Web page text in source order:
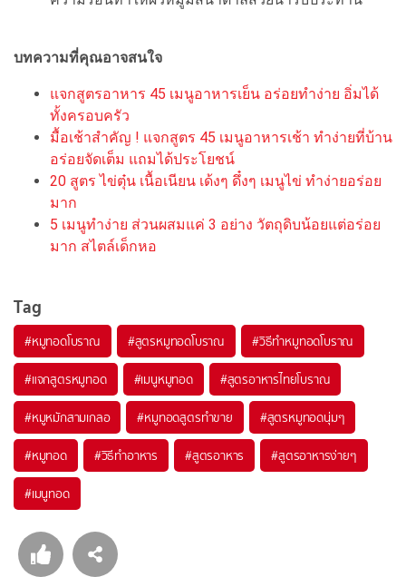
บทความที่คุณอาจสนใจ
แจกสูตรอาหาร 45 เมนูอาหารเย็น อร่อยทำง่าย อิ่มได้
ทั้งครอบครัว
มื้อเช้าสำคัญ ! แจกสูตร 45 เมนูอาหารเช้า ทำง่ายที่บ้าน
อร่อยจัดเต็ม แถมได้ประโยชน์
20 สูตร ไข่ตุ๋น เนื้อเนียน เด้งๆ ดึ๋งๆ เมนูไข่ ทำง่ายอร่อย
มาก
5 เมนูทำง่าย ส่วนผสมแค่ 3 อย่าง วัตถุดิบน้อยแต่อร่อย
มาก สไตล์เด็กหอ
Tag
#หมูทอดโบราณ #สูตรหมูทอดโบราณ #วิธีทำหมูทอดโบราณ
#แจกสูตรหมูทอด #เมนูหมูทอด #สูตรอาหารไทยโบราณ
#หมูหมักสามเกลอ #หมูทอดสูตรทำขาย #สูตรหมูทอดนุ่มๆ
#หมูทอด #วิธีทำอาหาร #สูตรอาหาร #สูตรอาหารง่ายๆ
#เมนูทอด